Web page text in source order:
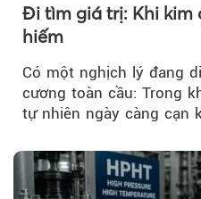
Đi tìm giá trị: Khi kim
hiếm
Có một nghịch lý đang
cương toàn cầu: Trong
tự nhiên ngày càng cạn